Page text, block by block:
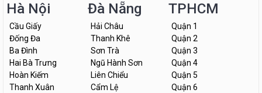
Hà Nội
Cầu Giấy
Đống Đa
Ba Đình
Hai Bà Trưng
Hoàn Kiếm
Thanh Xuân
Đà Nẵng
Hải Châu
Thanh Khê
Sơn Trà
Ngũ Hành Sơn
Liên Chiểu
Cẩm Lệ
TPHCM
Quận 1
Quận 2
Quận 3
Quận 4
Quận 5
Quận 6